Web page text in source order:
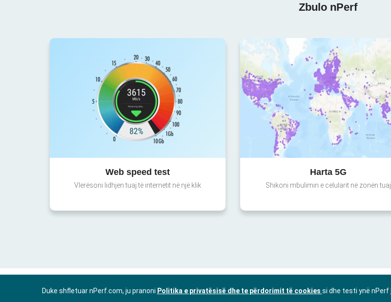
Zbulo nPerf
Web speed test
Vlerësoni lidhjen tuaj të internetit në një klik
Harta 5G
Shikoni mbulimin e celularit në zonën tuaj
Duke shfletuar nPerf.com, ju pranoni Politika e privatësisë dhe te përdorimit të cookies si dhe testi ynë nPerf